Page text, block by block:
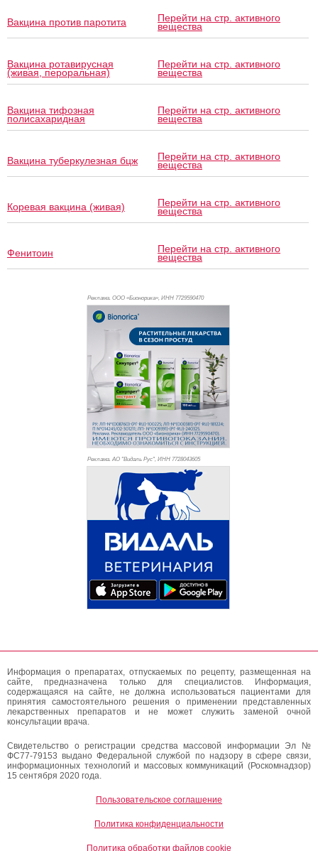
Вакцина против паротита Перейти на стр. активного
вещества
Вакцина ротавирусная
(живая, пероральная)
Перейти на стр. активного
вещества
Вакцина тифозная
полисахаридная
Перейти на стр. активного
вещества
Вакцина туберкулезная бцж Перейти на стр. активного
вещества
Коревая вакцина (живая) Перейти на стр. активного
вещества
Фенитоин Перейти на стр. активного
вещества
Реклама. ООО «Бионорика», ИНН 7729590470
Реклама. АО "Видаль Рус", ИНН 7728043605
Информация о препаратах, отпускаемых по рецепту, размещенная на
сайте, предназначена только для специалистов. Информация,
содержащаяся на сайте, не должна использоваться пациентами для
принятия самостоятельного решения о применении представленных
лекарственных препаратов и не может служить заменой очной
консультации врача.
Свидетельство о регистрации средства массовой информации Эл №
ФС77-79153 выдано Федеральной службой по надзору в сфере связи,
информационных технологий и массовых коммуникаций (Роскомнадзор)
15 сентября 2020 года.
Пользовательское соглашение
Политика конфиденциальности
Политика обработки файлов cookie